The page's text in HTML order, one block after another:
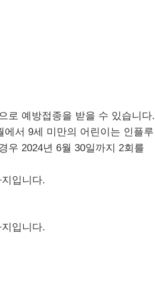
로 예방접종을 받을 수 있습니다.
서 9세 미만의 어린이는 인플루
우 2024년 6월 30일까지 2회를
입니다.
입니다.